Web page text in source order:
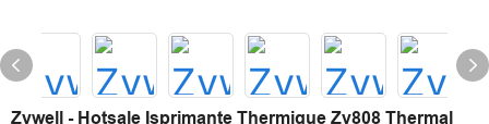
Zywell - Hotsale Isprimante Thermique Zy808 Thermal